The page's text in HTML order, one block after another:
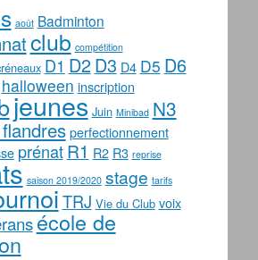
août Badminton
club compétition
D1 D2 D3 D4 D5 D6
halloween inscription
jeunes Juin Minibad N3
perfectionnement
prénat R1 R2 R3 reprise
saison 2019/2020 stage tarifs
TRJ Vie du Club voix
école de